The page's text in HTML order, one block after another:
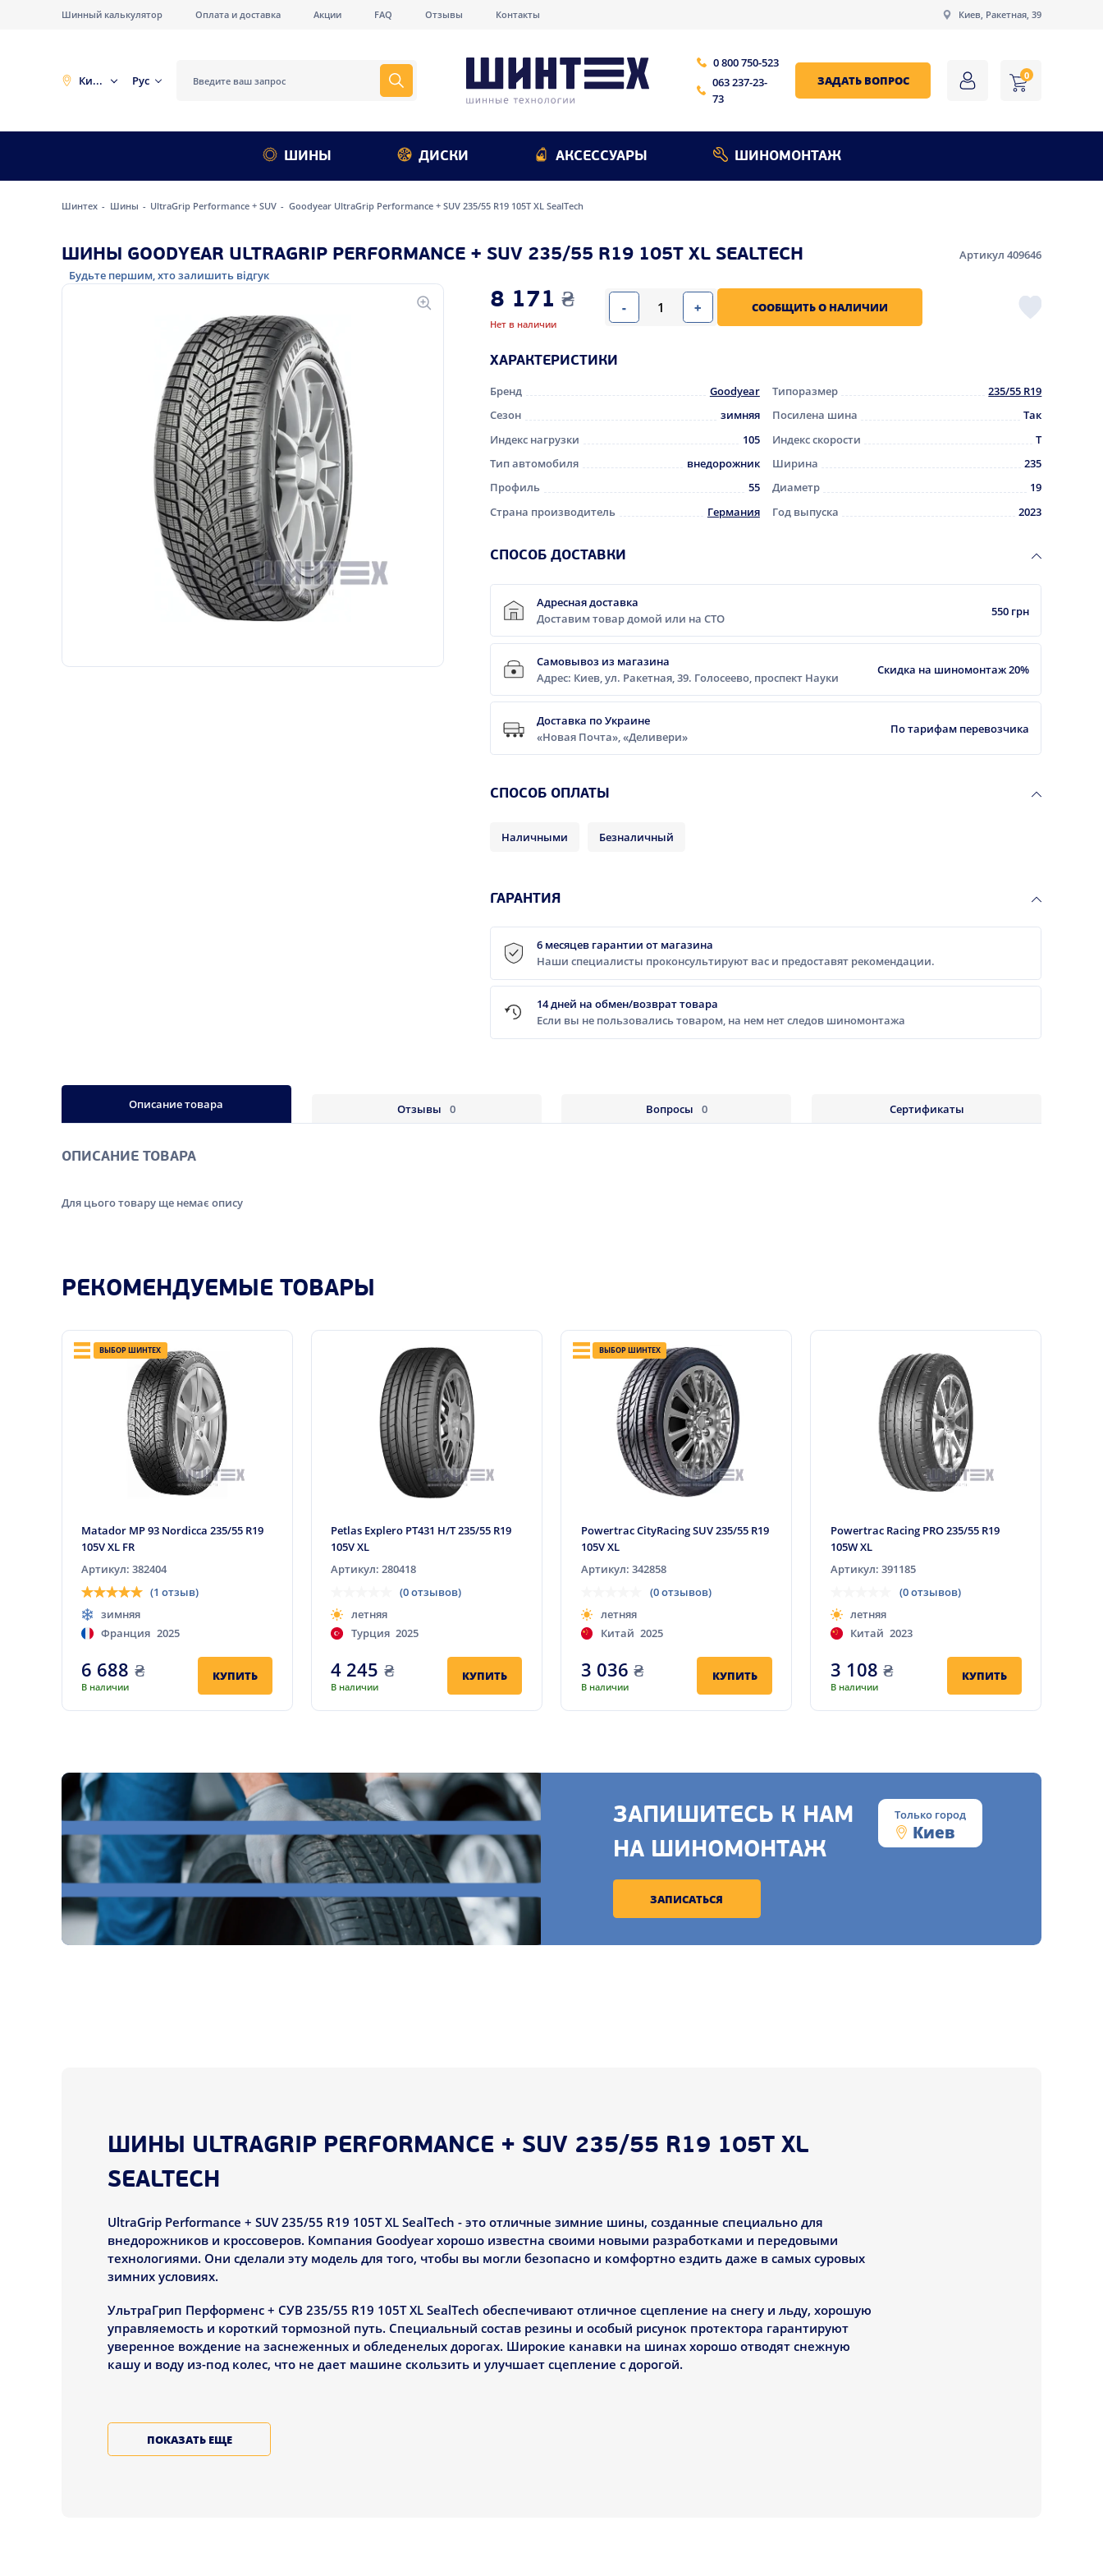
Шинный калькулятор Оплата и доставка Акции FAQ Отзывы Контакты Киев, Ракетная, 39
Киев Рус
0 800 750-523
063 237-23-
73
ЗАДАТЬ ВОПРОС 0
ШИНЫ ДИСКИ АКСЕССУАРЫ ШИНОМОНТАЖ
Шинтех Шины UltraGrip Performance + SUV Goodyear UltraGrip Performance + SUV 235/55 R19 105T XL SealTech
ШИНЫ GOODYEAR ULTRAGRIP PERFORMANCE + SUV 235/55 R19 105T XL SEALTECH
Артикул 409646
Будьте першим, хто залишить відгук
8 171 ₴
Нет в наличии
- + СООБЩИТЬ О НАЛИЧИИ
ХАРАКТЕРИСТИКИ
Бренд Goodyear Типоразмер
235/55 R19
Сезон
зимняя Посилена шина
Так
Индекс нагрузки
105 Индекс скорости
T
Тип автомобиля
внедорожник Ширина
235
Профиль
55 Диаметр
19
Страна производитель
Германия Год выпуска 2023
CПОСОБ ДОСТАВКИ
Адресная доставка
Доставим товар домой или на СТО
550 грн
Самовывоз из магазина
Адрес: Киев, ул. Ракетная, 39. Голосеево, проспект Науки
Скидка на шиномонтаж 20%
Доставка по Украине
«Новая Почта», «Деливери»
По тарифам перевозчика
CПОСОБ ОПЛАТЫ
Наличными Безналичный
ГАРАНТИЯ
6 месяцев гарантии от магазина
Наши специалисты проконсультируют вас и предоставят рекомендации.
14 дней на обмен/возврат товара
Если вы не пользовались товаром, на нем нет следов шиномонтажа
Описание товара Отзывы 0 Вопросы 0 Сертификаты
ОПИСАНИЕ ТОВАРА
Для цього товару ще немає опису
РЕКОМЕНДУЕМЫЕ ТОВАРЫ
ВЫБОР ШИНТЕХ
Matador MP 93 Nordicca 235/55 R19
105V XL FR
Артикул: 382404
(1 отзыв)
зимняя
Франция 2025
6 688 ₴
В наличии
КУПИТЬ
Petlas Explero PT431 H/T 235/55 R19
105V XL
Артикул: 280418
(0 отзывов)
летняя
Турция 2025
4 245 ₴
В наличии
КУПИТЬ
ВЫБОР ШИНТЕХ
Powertrac CityRacing SUV 235/55 R19
105V XL
Артикул: 342858
(0 отзывов)
летняя
Китай 2025
3 036 ₴
В наличии
КУПИТЬ
Powertrac Racing PRO 235/55 R19
105W XL
Артикул: 391185
(0 отзывов)
летняя
Китай 2023
3 108 ₴
В наличии
КУПИТЬ
ЗАПИШИТЕСЬ К НАМ
НА ШИНОМОНТАЖ
Только город
Киев
ЗАПИСАТЬСЯ
ШИНЫ ULTRAGRIP PERFORMANCE + SUV 235/55 R19 105T XL
SEALTECH
UltraGrip Performance + SUV 235/55 R19 105T XL SealTech - это отличные зимние шины, созданные специально для
внедорожников и кроссоверов. Компания Goodyear хорошо известна своими новыми разработками и передовыми
технологиями. Они сделали эту модель для того, чтобы вы могли безопасно и комфортно ездить даже в самых суровых
зимних условиях.
УльтраГрип Перформенс + СУВ 235/55 R19 105T XL SealTech обеспечивают отличное сцепление на снегу и льду, хорошую
управляемость и короткий тормозной путь. Специальный состав резины и особый рисунок протектора гарантируют
уверенное вождение на заснеженных и обледенелых дорогах. Широкие канавки на шинах хорошо отводят снежную
кашу и воду из-под колес, что не дает машине скользить и улучшает сцепление с дорогой.
ХАРАКТЕРИСТИКИ И ТЕХНИЧЕСКИЕ СВОЙСТВА
ПОКАЗАТЬ ЕЩЕ